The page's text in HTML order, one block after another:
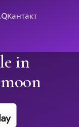
Кантакт
in